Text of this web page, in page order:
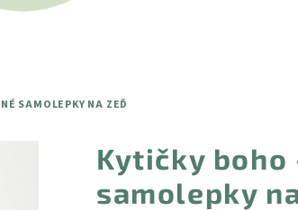
SAMOLEPKY NA ZEĎ
Kytičky
samolepky